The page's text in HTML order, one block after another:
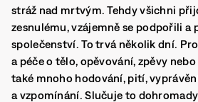
stráž nad mrtvým. Tehdy všichni
zesnulému, vzájemně se podpořili a
společenství. To trvá několik dní.
a péče o tělo, opěvování, zpěvy
také mnoho hodování, pití,
a vzpomínání. Slučuje to